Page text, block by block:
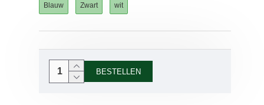
Blauw Zwart wit
BESTELLEN